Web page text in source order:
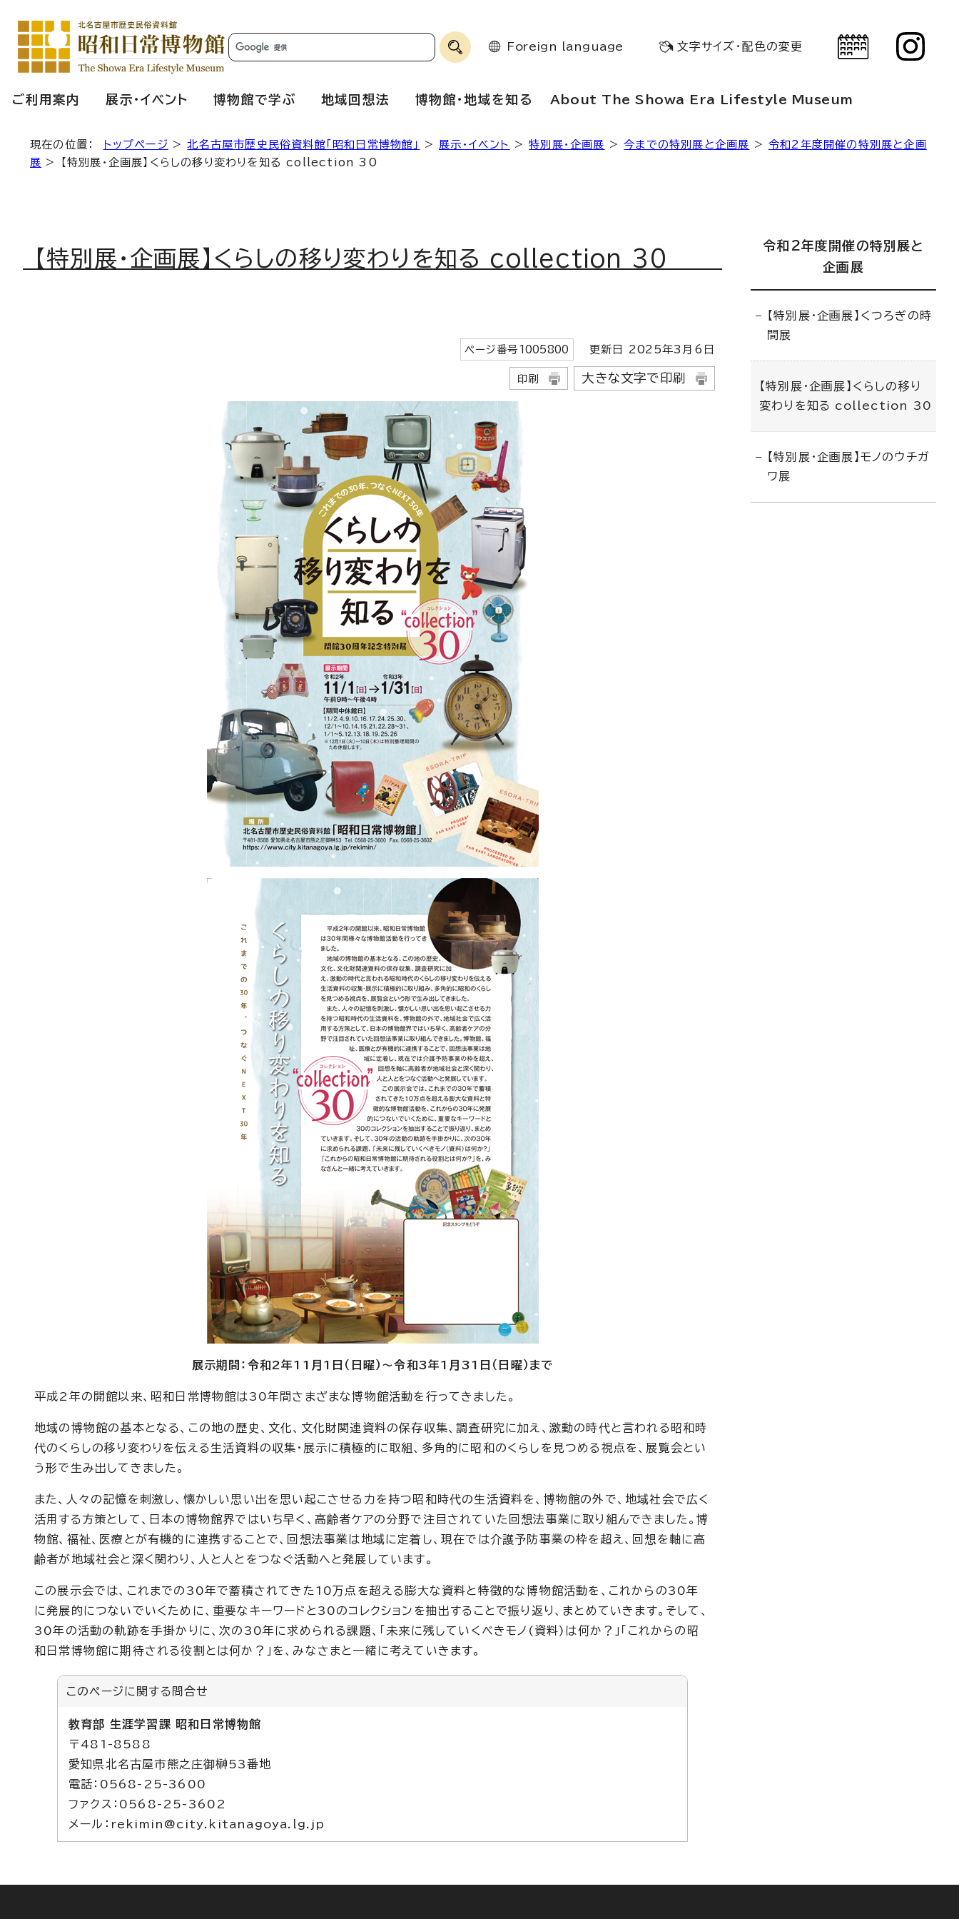
Foreign language 文字サイズ・配色の変更
ご利用案内 展示・イベント 博物館で学ぶ 地域回想法 博物館・地域を知る About The Showa Era Lifestyle Museum
現在の位置： トップページ >北名古屋市歴史民俗資料館「昭和日常博物館」 > 展示・イベント >特別展・企画展 >今までの特別展と企画展 >令和2年度開催の特別展と企画
展 > 【特別展・企画展】くらしの移り変わりを知る collection 30
【特別展・企画展】くらしの移り変わりを知る collection 30
ページ番号 1005800 更新日 2025年3月6日
印刷 大きな文字で印刷
展示期間：令和2年11月1日（日曜）～令和3年1月31日（日曜）まで
平成2年の開館以来、昭和日常博物館は30年間さまざまな博物館活動を行ってきました。
地域の博物館の基本となる、この地の歴史、文化、文化財関連資料の保存収集、調査研究に加え、激動の時代と言われる昭和時
代のくらしの移り変わりを伝える生活資料の収集・展示に積極的に取組、多角的に昭和のくらしを見つめる視点を、展覧会とい
う形で生み出してきました。
また、人々の記憶を刺激し、懐かしい思い出を思い起こさせる力を持つ昭和時代の生活資料を、博物館の外で、地域社会で広く
活用する方策として、日本の博物館界ではいち早く、高齢者ケアの分野で注目されていた回想法事業に取り組んできました。博
物館、福祉、医療とが有機的に連携することで、回想法事業は地域に定着し、現在では介護予防事業の枠を超え、回想を軸に高
齢者が地域社会と深く関わり、人と人とをつなぐ活動へと発展しています。
この展示会では、これまでの30年で蓄積されてきた10万点を超える膨大な資料と特徴的な博物館活動を、これからの30年
に発展的につないでいくために、重要なキーワードと30のコレクションを抽出することで振り返り、まとめていきます。そして、
30年の活動の軌跡を手掛かりに、次の30年に求められる課題、「未来に残していくべきモノ(資料)は何か？」「これからの昭
和日常博物館に期待される役割とは何か？」を、みなさまと一緒に考えていきます。
このページに関する 問合せ
教育部 生涯学習課 昭和日常博物館
〒481-8588
愛知県北名古屋市熊之庄御榊53番地
電話：0568-25-3600
ファクス：0568-25-3602
メール：rekimin@city.kitanagoya.lg.jp
令和2年度開催の特別展と
企画展
【特別展・企画展】くつろぎの時
間展
【特別展・企画展】くらしの移り
変わりを知る collection 30
【特別展・企画展】モノのウチガ
ワ展